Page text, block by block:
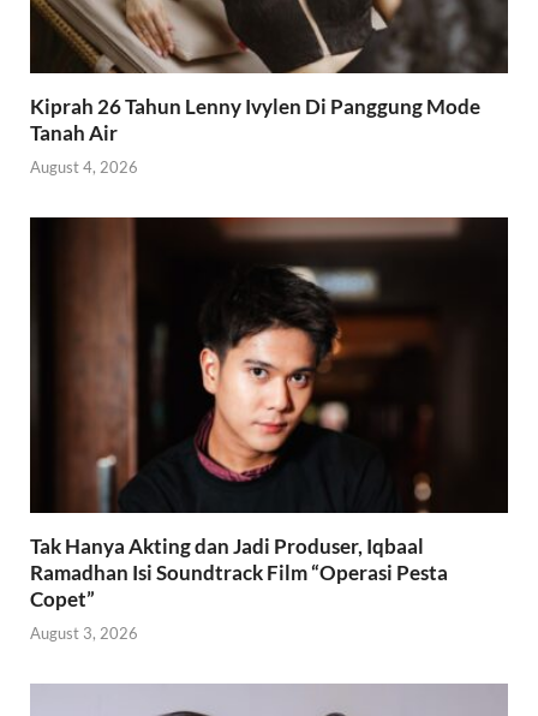
Kiprah 26 Tahun Lenny Ivylen Di Panggung Mode
Tanah Air
August 4, 2026
Tak Hanya Akting dan Jadi Produser, Iqbaal
Ramadhan Isi Soundtrack Film “Operasi Pesta
Copet”
August 3, 2026